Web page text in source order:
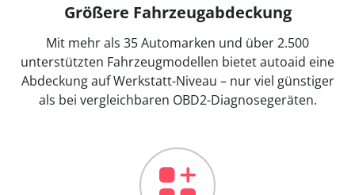
Größere Fahrzeugabdeckung
Mit mehr als 35 Automarken und über 2.500
unterstützten Fahrzeugmodellen bietet autoaid eine
Abdeckung auf Werkstatt-Niveau – nur viel günstiger
als bei vergleichbaren OBD2-Diagnosegeräten.